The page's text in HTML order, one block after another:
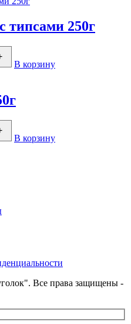
250г
В корзину
В корзину
Все права защищены -